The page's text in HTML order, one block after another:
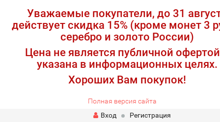
Уважаемые покупатели, до 31
действует скидка 15% (кроме монет 3
серебро и золото России)
Цена не является публичной
указана в информационных целях.
Хороших Вам покупок!
Полная версия сайта
Вход
Регистрация